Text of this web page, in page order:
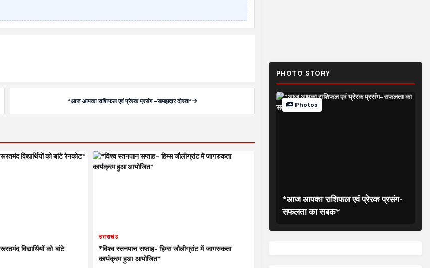
*आज आपका राशिफल एवं प्रेरक प्रसंग -समझदार दोस्त*
विद्यार्थियों को बांटे
उत्तराखंड
*विश्व स्तनपान सप्ताह- हिम्स जौलीग्रांट में जागरुकता
कार्यक्रम हुआ आयोजित*
PHOTO STORY
Photos
*आज आपका राशिफल एवं प्रेरक प्रसंग-
सफलता का सबक*